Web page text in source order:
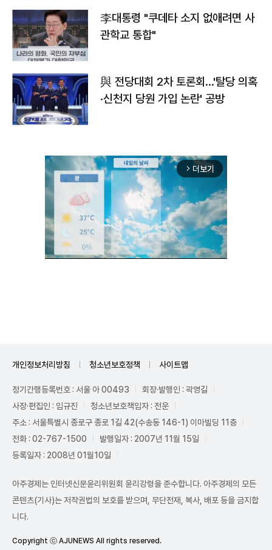
李대통령 "쿠데타 소지 없애려면 사
관학교 통합"
與 전당대회 2차 토론회…'탈당 의혹
·신천지 당원 가입 논란' 공방
arrow_forward_ios 더보기
개인정보처리방침 청소년보호정책 사이트맵
정기간행등록번호 : 서울 아 00493
회장·발행인 : 곽영길
사장·편집인 : 임규진
청소년보호책임자 : 전운
주소 : 서울특별시 종로구 종로 1길 42(수송동 146-1) 이마빌딩 11층
전화 : 02-767-1500
발행일자 : 2007년 11월 15일
등록일자 : 2008년 01월10일
아주경제는 인터넷신문윤리위원회 윤리강령을 준수합니다. 아주경제의 모든
콘텐츠(기사)는 저작권법의 보호를 받으며, 무단전재, 복사, 배포 등을 금지합
니다.
Copyright ⓒ AJUNEWS All rights reserved.